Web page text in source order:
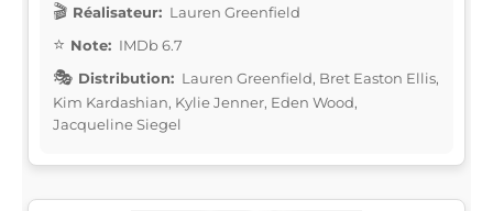
Réalisateur: Lauren Greenfield
Note: IMDb 6.7
Distribution: Lauren Greenfield, Bret Easton Ellis,
Kim Kardashian, Kylie Jenner, Eden Wood,
Jacqueline Siegel